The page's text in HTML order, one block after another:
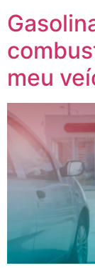
meu